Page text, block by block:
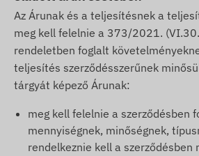
Az Árunak és a teljesítésnek a
meg kell felelnie a 373/2021.
rendeletben foglalt
teljesítés szerződésszerűnek
tárgyát képező Árunak:
meg kell felelnie a szerződésben
mennyiségnek, minőségnek,
rendelkeznie kell a szerződésben